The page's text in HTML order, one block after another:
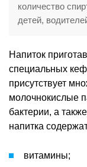
количество
детей,
Напиток
специальных
присутствует
молочнокислые
бактерии, а
напитка
витамины;